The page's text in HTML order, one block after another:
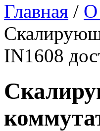
Главная / О
IN1608